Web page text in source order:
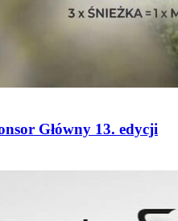
Główny 13. edycji